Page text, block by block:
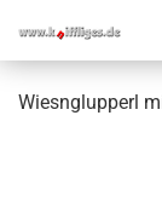
Wiesnglupperl